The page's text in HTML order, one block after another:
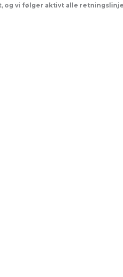
og vi følger aktivt alle